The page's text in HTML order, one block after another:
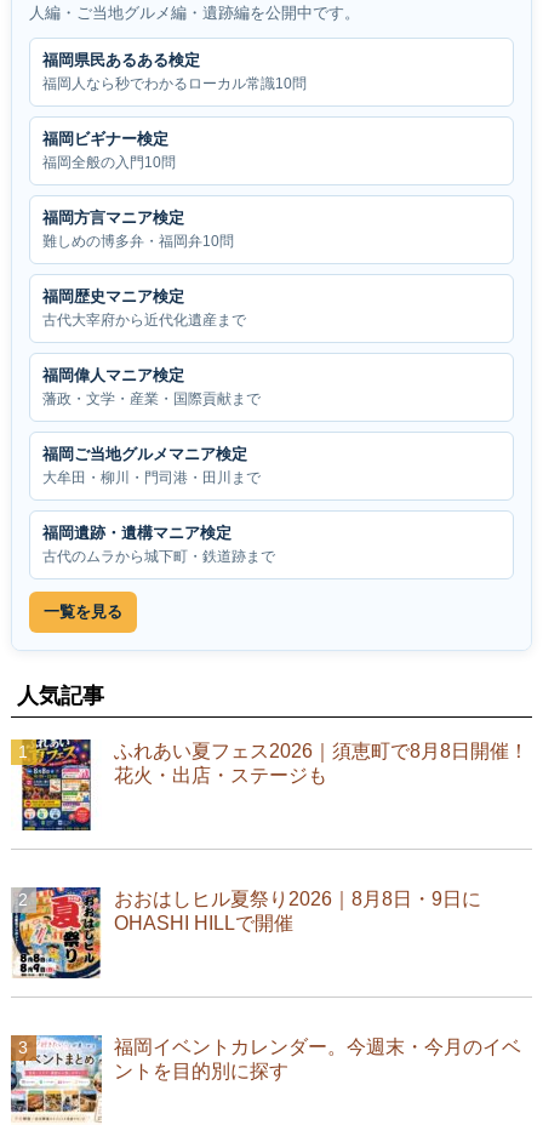
人編・ご当地グルメ編・遺跡編を公開中です。
福岡県民あるある検定
福岡人なら秒でわかるローカル常識10問
福岡ビギナー検定
福岡全般の入門10問
福岡方言マニア検定
難しめの博多弁・福岡弁10問
福岡歴史マニア検定
古代大宰府から近代化遺産まで
福岡偉人マニア検定
藩政・文学・産業・国際貢献まで
福岡ご当地グルメマニア検定
大牟田・柳川・門司港・田川まで
福岡遺跡・遺構マニア検定
古代のムラから城下町・鉄道跡まで
一覧を見る
人気記事
ふれあい夏フェス2026｜須恵町で8月8日開催！
花火・出店・ステージも
おおはしヒル夏祭り2026｜8月8日・9日に
OHASHI HILLで開催
福岡イベントカレンダー。今週末・今月のイベ
ントを目的別に探す